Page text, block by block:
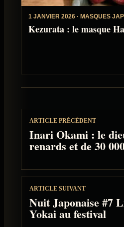
1 JANVIER 2026 · MASQUES
Kezurata : le masque
ARTICLE PRÉCÉDENT
Inari Okami : le
renards et de 30
ARTICLE SUIVANT
Nuit Japonaise #7
Yokai au festival